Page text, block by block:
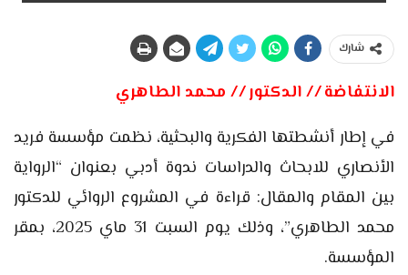
شارك
الانتفاضة // الدكتور // محمد الطاهري
في إطار أنشطتها الفكرية والبحثية، نظمت مؤسسة فريد
الأنصاري للابحاث والدراسات ندوة أدبي بعنوان “الرواية
بين المقام والمقال: قراءة في المشروع الروائي للدكتور
محمد الطاهري”، وذلك يوم السبت 31 ماي 2025، بمقر
المؤسسة.